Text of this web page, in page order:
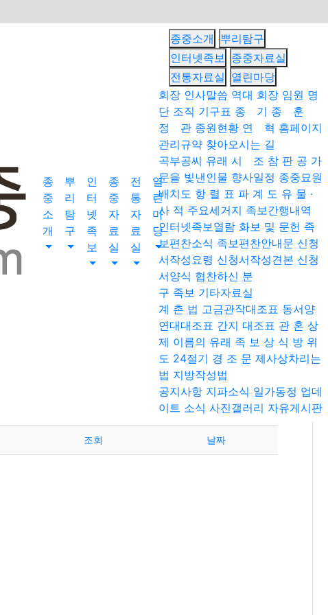
종
중
소
개
뿌
리
탐
구
인
터
넷
족
보
종
중
자
료
실
전
통
자
료
실
열
린
마
당
종중소개 뿌리탐구
인터넷족보 종중자료실
전통자료실 열린마당
회장 인사말씀 역대 회장 임원 명
단 조직 기구표 종 기 종 훈
정 관 종원현황 연 혁 홈페이지
관리규약 찾아오시는 길
곡부공씨 유래 시 조 참 판 공 가
문을 빛낸인물 향사일정 종중묘원
배치도 항 렬 표 파 계 도 유 물 ·
사 적 주요세거지 족보간행내역
인터넷족보열람 화보 및 문헌 족
보편찬소식 족보편찬안내문 신청
서작성요령 신청서작성견본 신청
서양식 협찬하신 분
구 족보 기타자료실
계 촌 법 고금관작대조표 동서양
연대대조표 간지 대조표 관 혼 상
제 이름의 유래 족 보 상 식 방 위
도 24절기 경 조 문 제사상차리는
법 지방작성법
공지사항 지파소식 일가동정 업데
이트 소식 사진갤러리 자유게시판
home > 자유게시판
조회 날짜